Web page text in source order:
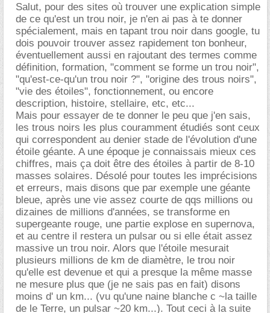
Salut, pour des sites où trouver une explication simple
de ce qu'est un trou noir, je n'en ai pas à te donner
spécialement, mais en tapant trou noir dans google, tu
dois pouvoir trouver assez rapidement ton bonheur,
éventuellement aussi en rajoutant des termes comme
définition, formation, "comment se forme un trou noir",
"qu'est-ce-qu'un trou noir ?", "origine des trous noirs",
"vie des étoiles", fonctionnement, ou encore
description, histoire, stellaire, etc, etc...
Mais pour essayer de te donner le peu que j'en sais,
les trous noirs les plus couramment étudiés sont ceux
qui correspondent au denier stade de l'évolution d'une
étoile géante. A une époque je connaissais mieux ces
chiffres, mais ça doit être des étoiles à partir de 8-10
masses solaires. Désolé pour toutes les imprécisions
et erreurs, mais disons que par exemple une géante
bleue, après une vie assez courte de qqs millions ou
dizaines de millions d'années, se transforme en
supergeante rouge, une partie explose en supernova,
et au centre il restera un pulsar ou si elle était assez
massive un trou noir. Alors que l'étoile mesurait
plusieurs millions de km de diamètre, le trou noir
qu'elle est devenue et qui a presque la même masse
ne mesure plus que (je ne sais pas en fait) disons
moins d' un km... (vu qu'une naine blanche c ~la taille
de le Terre, un pulsar ~20 km...). Tout ceci à la suite